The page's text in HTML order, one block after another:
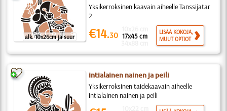
alk. 10x26cm ja suur
Yksikerroksinen kaavain aiheelle Tanssijatar
2
€14.30 17x45 cm
LISÄÄ KOKOJA,
MUUT OPTIOT
intialainen nainen ja peili
Yksikerroksinen taidekaavain aiheelle
intialainen nainen ja peili